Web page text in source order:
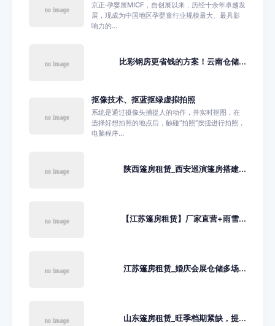
京正·孕婴展MICF，自创展以来，历经十余年卓越发
展，现成为中国地区孕婴童行业规模最大、最具影
响力的...
比彩钢房更省钱的方案！云南仓储...
抠像技术、抠蓝抠绿虚拟拍照
系统是通过摄像头捕捉人的动作，并实时抠图，在
选择好想拍照的地点后，触碰“拍照”按扭进行拍照，
电脑程序...
陕西篷房租赁_西安巡演篷房搭建...
【江苏篷房租赁】厂家直营+雨雪...
江苏篷房租赁_婚庆会展仓储多场...
山东篷房租赁_旺季档期紧缺，提...